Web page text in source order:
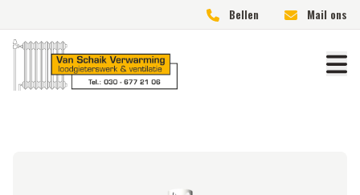
Bellen Mail ons